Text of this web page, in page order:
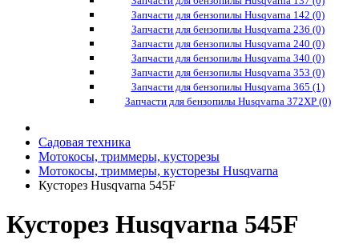
Запчасти для бензопилы Husqvarna 142 (0)
Запчасти для бензопилы Husqvarna 236 (0)
Запчасти для бензопилы Husqvarna 240 (0)
Запчасти для бензопилы Husqvarna 340 (0)
Запчасти для бензопилы Husqvarna 353 (0)
Запчасти для бензопилы Husqvarna 365 (1)
Запчасти для бензопилы Husqvarna 372XP (0)
Садовая техника
Мотокосы, триммеры, кусторезы
Мотокосы, триммеры, кусторезы Husqvarna
Кусторез Husqvarna 545F
Кусторез Husqvarna 545F